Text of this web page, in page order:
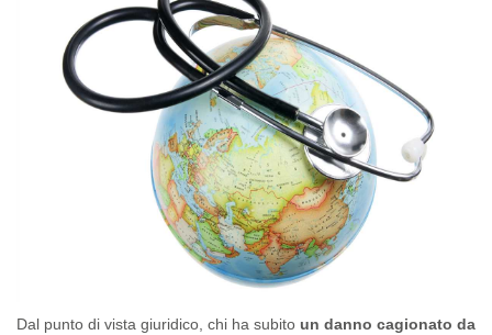
Dal punto di vista giuridico, chi ha subito un danno cagionato da